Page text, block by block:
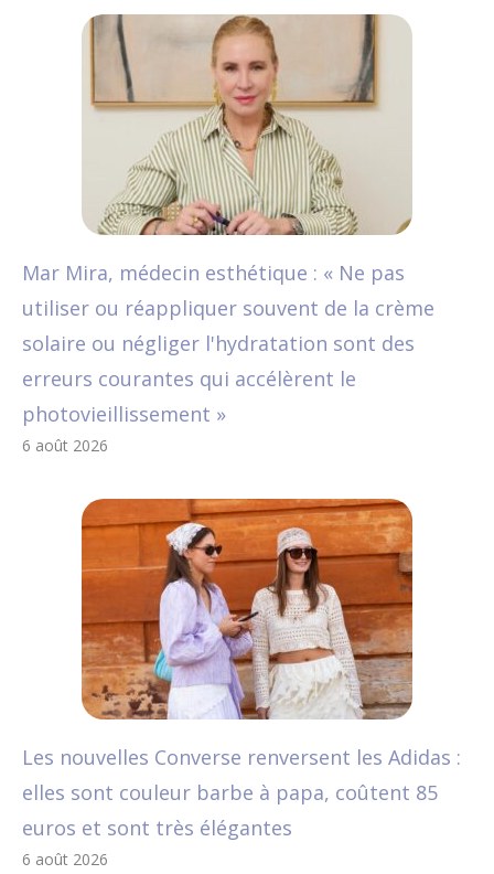
Mar Mira, médecin esthétique : « Ne pas
utiliser ou réappliquer souvent de la crème
solaire ou négliger l'hydratation sont des
erreurs courantes qui accélèrent le
photovieillissement »
6 août 2026
Les nouvelles Converse renversent les Adidas :
elles sont couleur barbe à papa, coûtent 85
euros et sont très élégantes
6 août 2026